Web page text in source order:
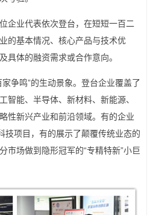
企业代表依次登台，在短短一百二
的基本情况、核心产品与技术优
具体的融资需求或合作意向。
争鸣”的生动景象。登台企业覆盖了
智能、半导体、新材料、新能源、
性新兴产业和前沿领域。有的企业
技项目，有的展示了颠覆传统业态的
市场做到隐形冠军的“专精特新”小巨